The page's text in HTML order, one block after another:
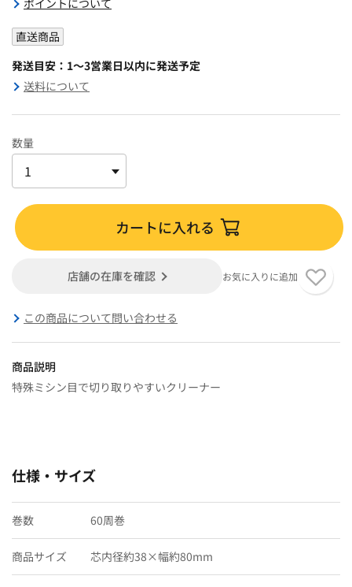
直送商品
発送目安：1～3営業日以内に発送予定
送料について
数量
カートに入れる
店舗の在庫を確認 お気に入りに追加
この商品について問い合わせる
商品説明
特殊ミシン目で切り取りやすいクリーナー
仕様・サイズ
巻数 60周巻
商品サイズ 芯内径約38×幅約80mm